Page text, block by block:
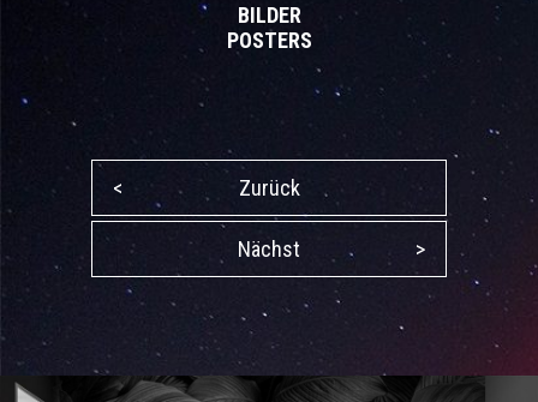
BILDER
POSTERS
< Zurück
Nächst >